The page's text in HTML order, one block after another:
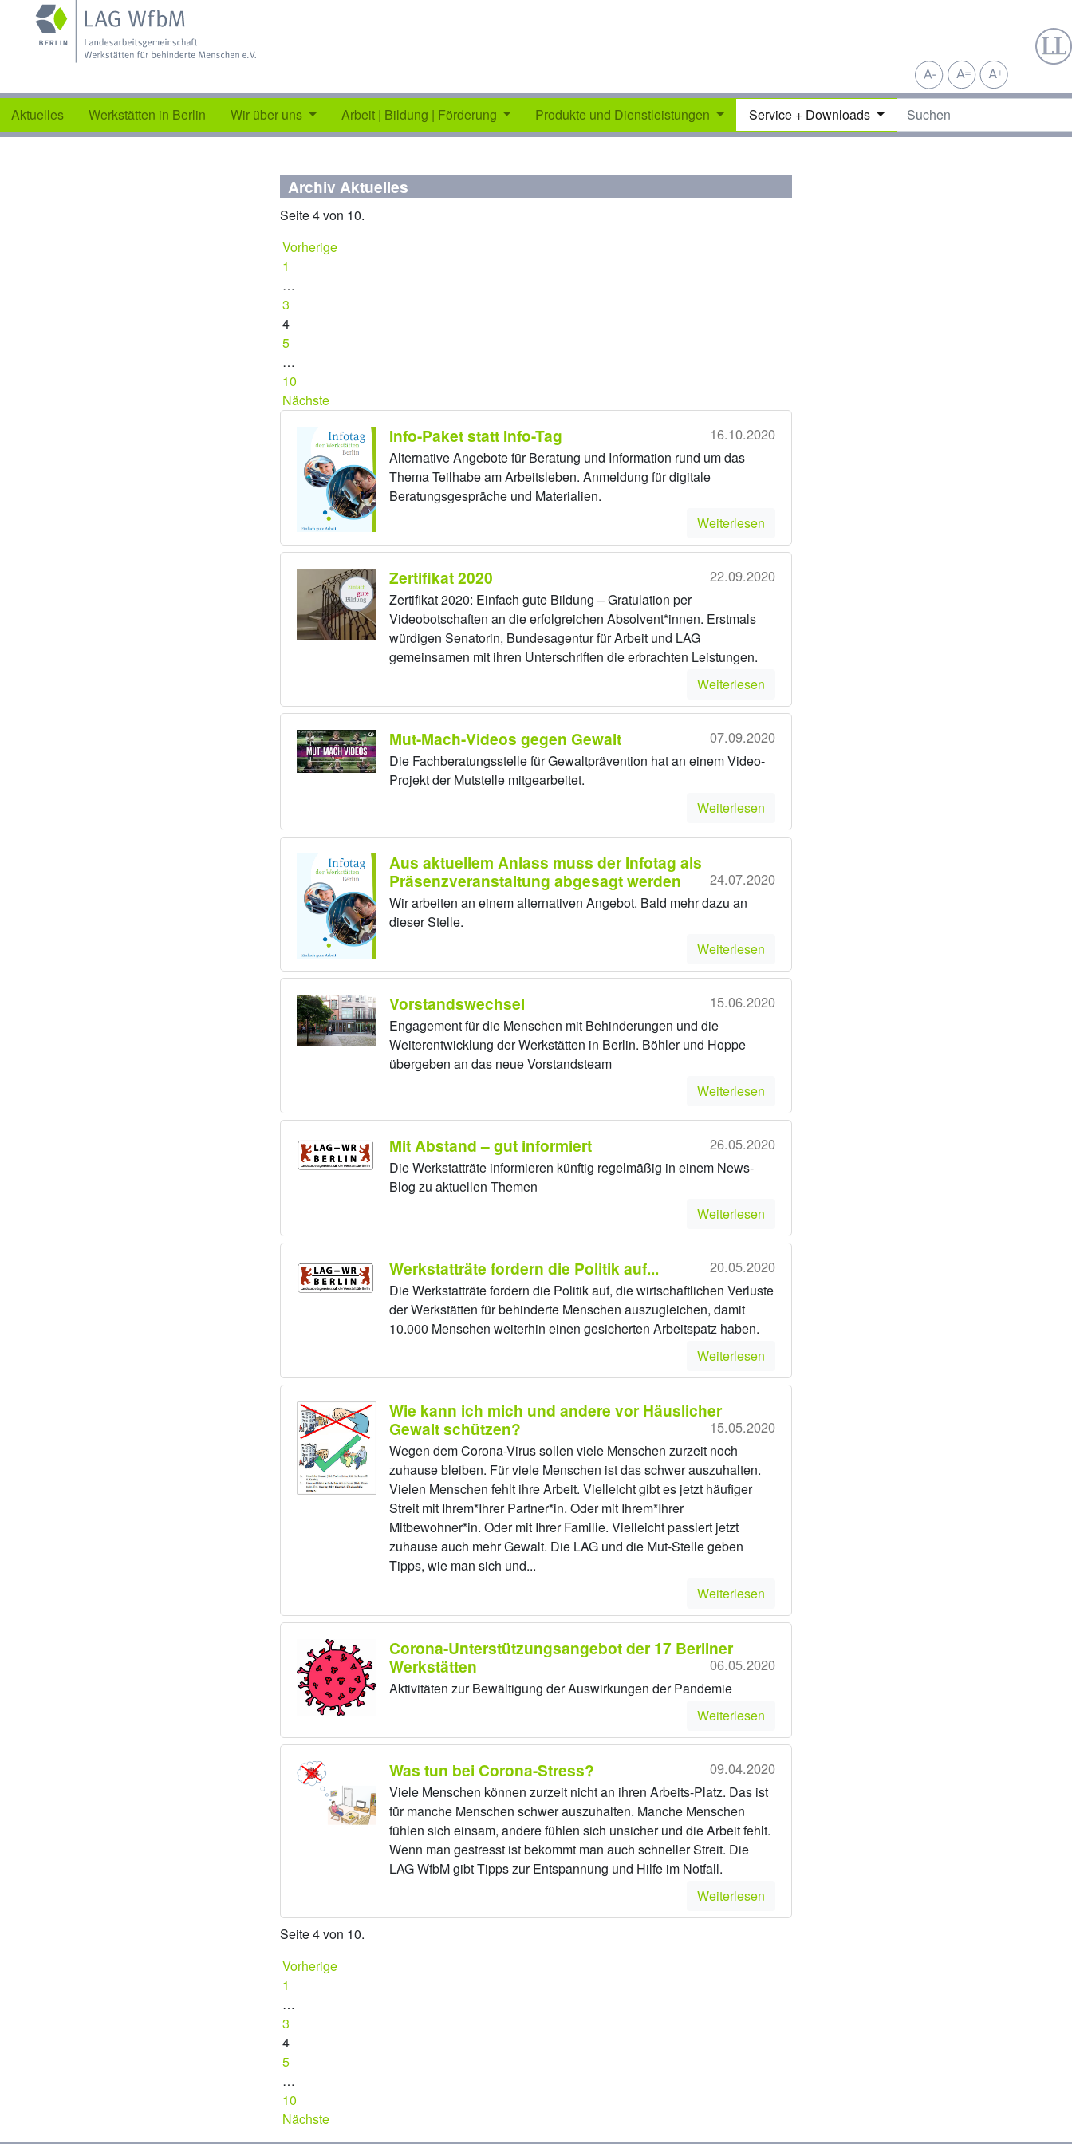
Aktuelles Werkstätten in Berlin Wir über uns Arbeit | Bildung | Förderung Produkte und Dienstleistungen Service + Downloads
Archiv Aktuelles
Seite 4 von 10.
Vorherige
1
…
3
4
5
…
10
Nächste
Info-Paket statt Info-Tag 16.10.2020
Alternative Angebote für Beratung und Information rund um das
Thema Teilhabe am Arbeitsleben. Anmeldung für digitale
Beratungsgespräche und Materialien.
Weiterlesen
Zertifikat 2020 22.09.2020
Zertifikat 2020: Einfach gute Bildung – Gratulation per
Videobotschaften an die erfolgreichen Absolvent*innen. Erstmals
würdigen Senatorin, Bundesagentur für Arbeit und LAG
gemeinsamen mit ihren Unterschriften die erbrachten Leistungen.
Weiterlesen
Mut-Mach-Videos gegen Gewalt 07.09.2020
Die Fachberatungsstelle für Gewaltprävention hat an einem Video-
Projekt der Mutstelle mitgearbeitet.
Weiterlesen
Aus aktuellem Anlass muss der Infotag als
Präsenzveranstaltung abgesagt werden
24.07.2020
Wir arbeiten an einem alternativen Angebot. Bald mehr dazu an
dieser Stelle.
Weiterlesen
Vorstandswechsel 15.06.2020
Engagement für die Menschen mit Behinderungen und die
Weiterentwicklung der Werkstätten in Berlin. Böhler und Hoppe
übergeben an das neue Vorstandsteam
Weiterlesen
Mit Abstand – gut informiert 26.05.2020
Die Werkstatträte informieren künftig regelmäßig in einem News-
Blog zu aktuellen Themen
Weiterlesen
Werkstatträte fordern die Politik auf... 20.05.2020
Die Werkstatträte fordern die Politik auf, die wirtschaftlichen Verluste
der Werkstätten für behinderte Menschen auszugleichen, damit
10.000 Menschen weiterhin einen gesicherten Arbeitspatz haben.
Weiterlesen
Wie kann ich mich und andere vor Häuslicher
Gewalt schützen?
15.05.2020
Wegen dem Corona-Virus sollen viele Menschen zurzeit noch
zuhause bleiben. Für viele Menschen ist das schwer auszuhalten.
Vielen Menschen fehlt ihre Arbeit. Vielleicht gibt es jetzt häufiger
Streit mit Ihrem*Ihrer Partner*in. Oder mit Ihrem*Ihrer
Mitbewohner*in. Oder mit Ihrer Familie. Vielleicht passiert jetzt
zuhause auch mehr Gewalt. Die LAG und die Mut-Stelle geben
Tipps, wie man sich und...
Weiterlesen
Corona-Unterstützungsangebot der 17 Berliner
Werkstätten
06.05.2020
Aktivitäten zur Bewältigung der Auswirkungen der Pandemie
Weiterlesen
Was tun bei Corona-Stress? 09.04.2020
Viele Menschen können zurzeit nicht an ihren Arbeits-Platz. Das ist
für manche Menschen schwer auszuhalten. Manche Menschen
fühlen sich einsam, andere fühlen sich unsicher und die Arbeit fehlt.
Wenn man gestresst ist bekommt man auch schneller Streit. Die
LAG WfbM gibt Tipps zur Entspannung und Hilfe im Notfall.
Weiterlesen
Seite 4 von 10.
Vorherige
1
…
3
4
5
…
10
Nächste